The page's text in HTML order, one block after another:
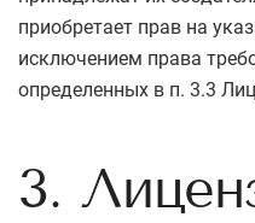
приобретает прав на
исключением права
определенных в п. 3.3
3.